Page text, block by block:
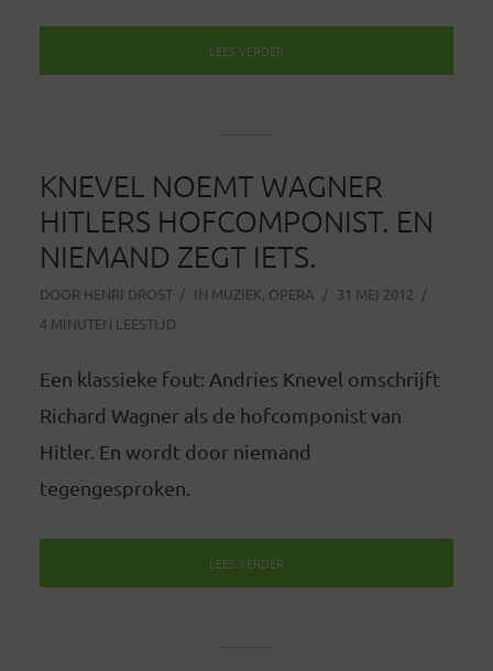
LEES VERDER
KNEVEL NOEMT WAGNER
HITLERS HOFCOMPONIST. EN
NIEMAND ZEGT IETS.
DOOR HENRI DROST IN MUZIEK, OPERA
31 MEI 2012
4 MINUTEN LEESTIJD
Een klassieke fout: Andries Knevel omschrijft
Richard Wagner als de hofcomponist van
Hitler. En wordt door niemand
tegengesproken.
LEES VERDER